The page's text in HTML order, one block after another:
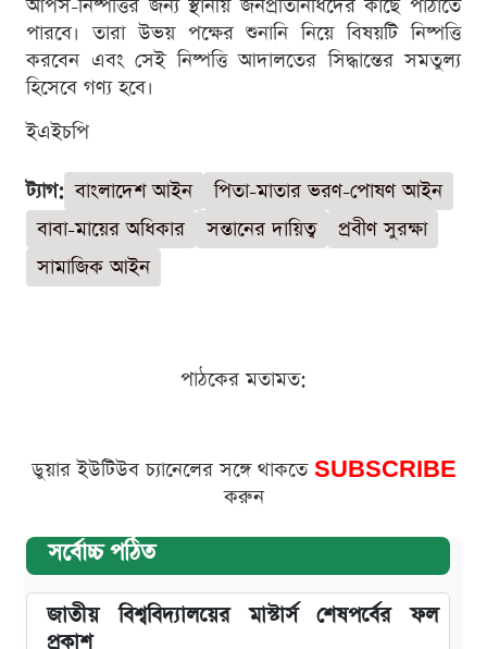
আপস-নিষ্পত্তির জন্য স্থানীয় জনপ্রতিনিধিদের কাছে পাঠাতে
পারবে। তারা উভয় পক্ষের শুনানি নিয়ে বিষয়টি নিষ্পত্তি
করবেন এবং সেই নিষ্পত্তি আদালতের সিদ্ধান্তের সমতুল্য
হিসেবে গণ্য হবে।
ইএইচপি
ট্যাগ: বাংলাদেশ আইন
পিতা-মাতার ভরণ-পোষণ আইন
বাবা-মায়ের অধিকার
সন্তানের দায়িত্ব
প্রবীণ সুরক্ষা
সামাজিক আইন
পাঠকের মতামত:
ডুয়ার ইউটিউব চ্যানেলের সঙ্গে থাকতে SUBSCRIBE
করুন
সর্বোচ্চ পঠিত
জাতীয় বিশ্ববিদ্যালয়ের মাস্টার্স শেষপর্বের ফল
প্রকাশ